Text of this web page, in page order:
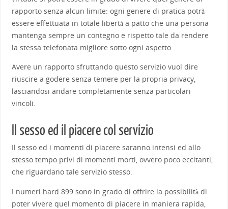
rapporto senza alcun limite: ogni genere di pratica potrà
essere effettuata in totale libertà a patto che una persona
mantenga sempre un contegno e rispetto tale da rendere
la stessa telefonata migliore sotto ogni aspetto.
Avere un rapporto sfruttando questo servizio vuol dire
riuscire a godere senza temere per la propria privacy,
lasciandosi andare completamente senza particolari
vincoli.
Il sesso ed il piacere col servizio
Il sesso ed i momenti di piacere saranno intensi ed allo
stesso tempo privi di momenti morti, ovvero poco eccitanti,
che riguardano tale servizio stesso.
I numeri hard 899 sono in grado di offrire la possibilità di
poter vivere quel momento di piacere in maniera rapida,